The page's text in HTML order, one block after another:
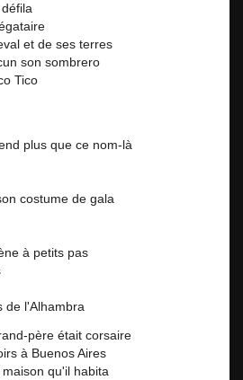
et de ses terres
son sombrero
Tico
plus que ce nom-là
costume de gala
à petits pas
de l'Alhambra
père était corsaire
à Buenos Aires
qu'il habita